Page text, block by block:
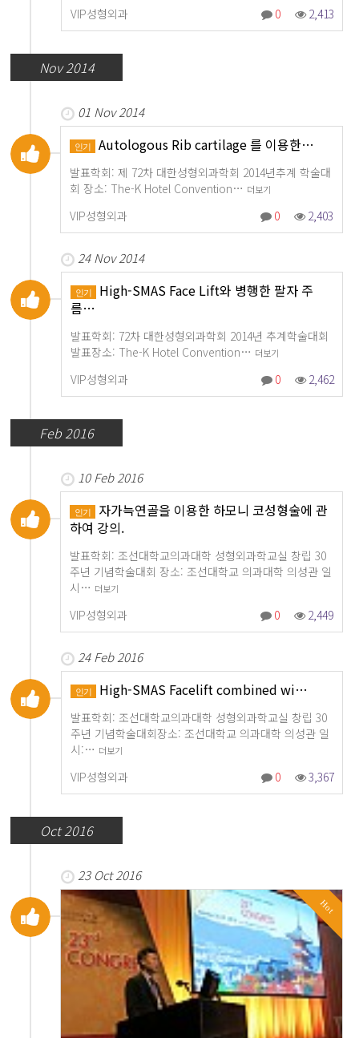
VIP성형외과 0 2,413
Nov 2014
01 Nov 2014
인기 Autologous Rib cartilage 를 이용한…
발표학회: 제 72차 대한성형외과학회 2014년추계 학술대
회 장소: The-K Hotel Convention… 더보기
VIP성형외과 0 2,403
24 Nov 2014
인기 High-SMAS Face Lift와 병행한 팔자 주
름…
발표학회: 72차 대한성형외과학회 2014년 추계학술대회
발표장소: The-K Hotel Convention… 더보기
VIP성형외과 0 2,462
Feb 2016
10 Feb 2016
인기 자가늑연골을 이용한 하모니 코성형술에 관
하여 강의.
발표학회: 조선대학교의과대학 성형외과학교실 창립 30
주년 기념학술대회 장소: 조선대학교 의과대학 의성관 일
시… 더보기
VIP성형외과 0 2,449
24 Feb 2016
인기 High-SMAS Facelift combined wi…
발표학회: 조선대학교의과대학 성형외과학교실 창립 30
주년 기념학술대회장소: 조선대학교 의과대학 의성관 일
시:… 더보기
VIP성형외과 0 3,367
Oct 2016
23 Oct 2016
Hot